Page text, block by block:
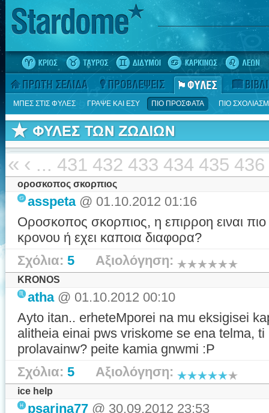
ΜΠΕΣ ΣΤΙΣ ΦΥΛΕΣ ΓΡΑΨΕ ΚΑΙ ΕΣΥ ΠΙΟ ΠΡΟΣΦΑΤΑ ΠΙΟ
« ‹ ... 431 432 433 434 435 436
οροσκοπος σκορπιος
asspeta@ 01.10.2012 01:16
Οροσκοπος σκορπιος, η επιρροη ειναι
κρονου ή εχει καποια διαφορα?
Σχόλια: 5 Αξιολόγηση:
KRONOS
atha@ 01.10.2012 00:10
Ayto itan.. erheteMporei na mu eksigisei
alitheia einai pws vriskome se ena telma,
prolavainw? peite kamia gnwmi :P
Σχόλια: 5 Αξιολόγηση:
ice help
psarina77 @ 30.09.2012 23:53